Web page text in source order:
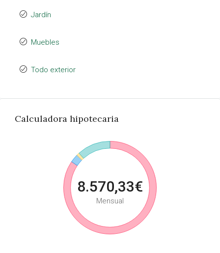
Jardín
Muebles
Todo exterior
Calculadora hipotecaria
8.570,33€
Mensual